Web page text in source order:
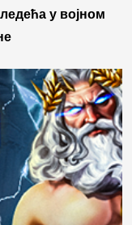
у војном